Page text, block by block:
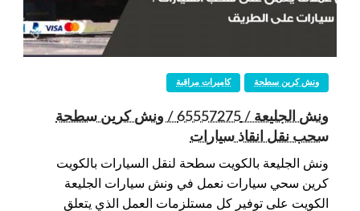
كاميرات مراقبة ونش كرين سطحة
ونش الجليعة / 65557275 / ونش كرين سطحة
سحب نقل انقاذ سيارات
ونش الجليعة بالكويت سطحة لنقل السيارات بالكويت
كرين سحي سيارات نعمل في ونش سيارات الجليعة
الكويت على توفير كل مستلزمات العمل الذي يتعلق